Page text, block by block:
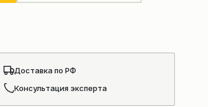
Доставка по РФ
Консультация эксперта